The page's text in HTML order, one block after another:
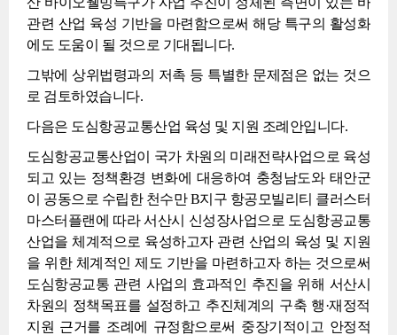
관련 산업 육성 기반을 마련함으로써 해당 특구의 활성화
에도 도움이 될 것으로 기대됩니다.
그밖에 상위법령과의 저촉 등 특별한 문제점은 없는 것으
로 검토하였습니다.
다음은 도심항공교통산업 육성 및 지원 조례안입니다.
도심항공교통산업이 국가 차원의 미래전략사업으로 육성
되고 있는 정책환경 변화에 대응하여 충청남도와 태안군
이 공동으로 수립한 천수만 B지구 항공모빌리티 클러스터
마스터플랜에 따라 서산시 신성장사업으로 도심항공교통
산업을 체계적으로 육성하고자 관련 산업의 육성 및 지원
을 위한 체계적인 제도 기반을 마련하고자 하는 것으로써
도심항공교통 관련 사업의 효과적인 추진을 위해 서산시
차원의 정책목표를 설정하고 추진체계의 구축 행·재정적
지원 근거를 조례에 규정함으로써 중장기적이고 안정적